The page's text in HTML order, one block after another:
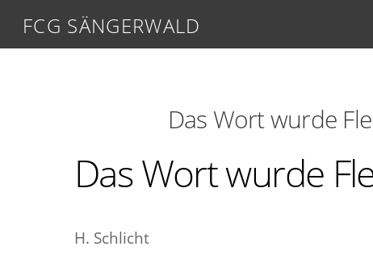
FCG SÄNGERWALD
Das Wort wurde
Das Wort wurde
H. Schlicht